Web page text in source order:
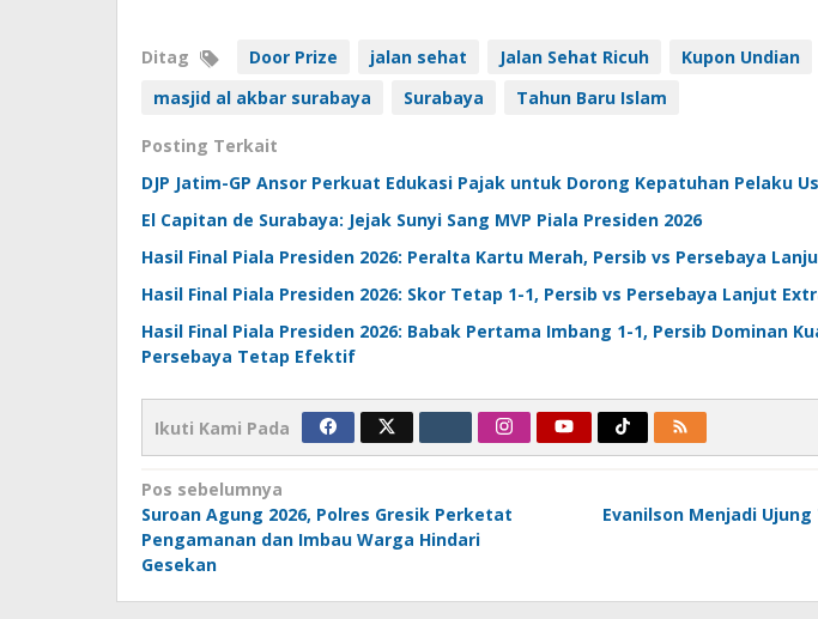
Ditag Door Prize jalan sehat Jalan Sehat Ricuh
Kupon Undian
masjid al akbar surabaya
Surabaya Tahun Baru Islam
Posting Terkait
DJP Jatim-GP Ansor Perkuat Edukasi Pajak untuk Dorong Kepatuhan Pelaku
El Capitan de Surabaya: Jejak Sunyi Sang MVP Piala Presiden 2026
Hasil Final Piala Presiden 2026: Peralta Kartu Merah, Persib vs Persebaya
Hasil Final Piala Presiden 2026: Skor Tetap 1-1, Persib vs Persebaya Lanjut
Hasil Final Piala Presiden 2026: Babak Pertama Imbang 1-1, Persib Dominan
Persebaya Tetap Efektif
Ikuti Kami Pada
Navigasi
pos
Pos sebelumnya
Suroan Agung 2026, Polres Gresik Perketat
Pengamanan dan Imbau Warga Hindari
Gesekan
Evanilson Menjadi